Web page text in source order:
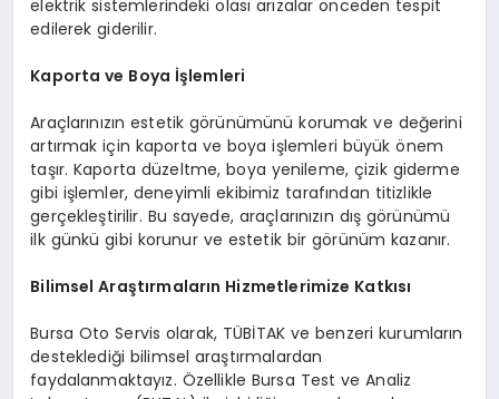
elektrik sistemlerindeki olası arızalar önceden tespit
edilerek giderilir​.
Kaporta ve Boya İşlemleri
Araçlarınızın estetik görünümünü korumak ve değerini
artırmak için kaporta ve boya işlemleri büyük önem
taşır. Kaporta düzeltme, boya yenileme, çizik giderme
gibi işlemler, deneyimli ekibimiz tarafından titizlikle
gerçekleştirilir. Bu sayede, araçlarınızın dış görünümü
ilk günkü gibi korunur ve estetik bir görünüm kazanır.
Bilimsel Araştırmaların Hizmetlerimize Katkısı
Bursa Oto Servis olarak, TÜBİTAK ve benzeri kurumların
desteklediği bilimsel araştırmalardan
faydalanmaktayız. Özellikle Bursa Test ve Analiz